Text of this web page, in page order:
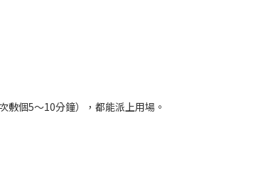
敷個5～10分鐘），都能派上用場。